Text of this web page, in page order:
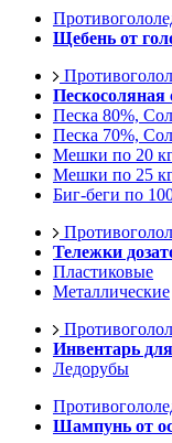
Щебень от
Пескосоляная
Песка 80%,
Песка 70%,
Мешки по 20
Мешки по 25
Биг-беги по
Тележки
Пластиковые
Металлические
Инвентарь
Ледорубы
Шампунь от